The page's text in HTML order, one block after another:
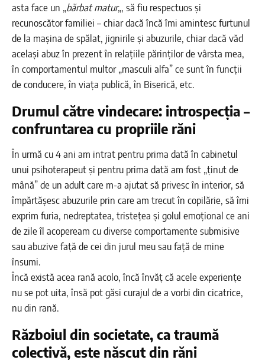
asta face un „bărbat matur„, să fiu respectuos și
recunoscător familiei – chiar dacă încă îmi amintesc furtunul
de la mașina de spălat, jignirile și abuzurile, chiar dacă văd
același abuz în prezent în relațiile părinților de vârsta mea,
în comportamentul multor „masculi alfa” ce sunt în funcții
de conducere, în viața publică, în Biserică, etc.
Drumul către vindecare: introspecția –
confruntarea cu propriile răni
În urmă cu 4 ani am intrat pentru prima dată în cabinetul
unui psihoterapeut și pentru prima dată am fost „ținut de
mână” de un adult care m-a ajutat să privesc în interior, să
împărtășesc abuzurile prin care am trecut în copilărie, să îmi
exprim furia, nedreptatea, tristețea și golul emoțional ce ani
de zile îl acopeream cu diverse comportamente submisive
sau abuzive față de cei din jurul meu sau față de mine
însumi.
Încă există acea rană acolo, încă învăț că acele experiențe
nu se pot uita, însă pot găsi curajul de a vorbi din cicatrice,
nu din rană.
Războiul din societate, ca traumă
colectivă, este născut din răni